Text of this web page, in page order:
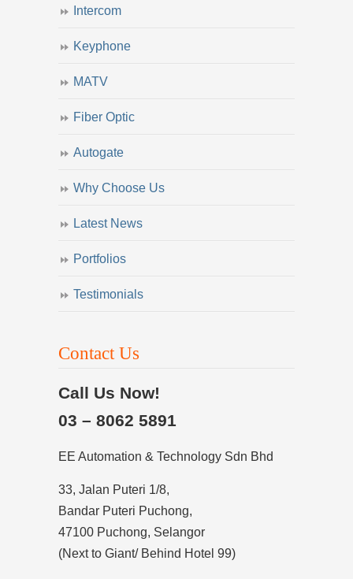
Intercom
Keyphone
MATV
Fiber Optic
Autogate
Why Choose Us
Latest News
Portfolios
Testimonials
Contact Us
Call Us Now!
03 – 8062 5891
EE Automation & Technology Sdn Bhd
33, Jalan Puteri 1/8,
Bandar Puteri Puchong,
47100 Puchong, Selangor
(Next to Giant/ Behind Hotel 99)